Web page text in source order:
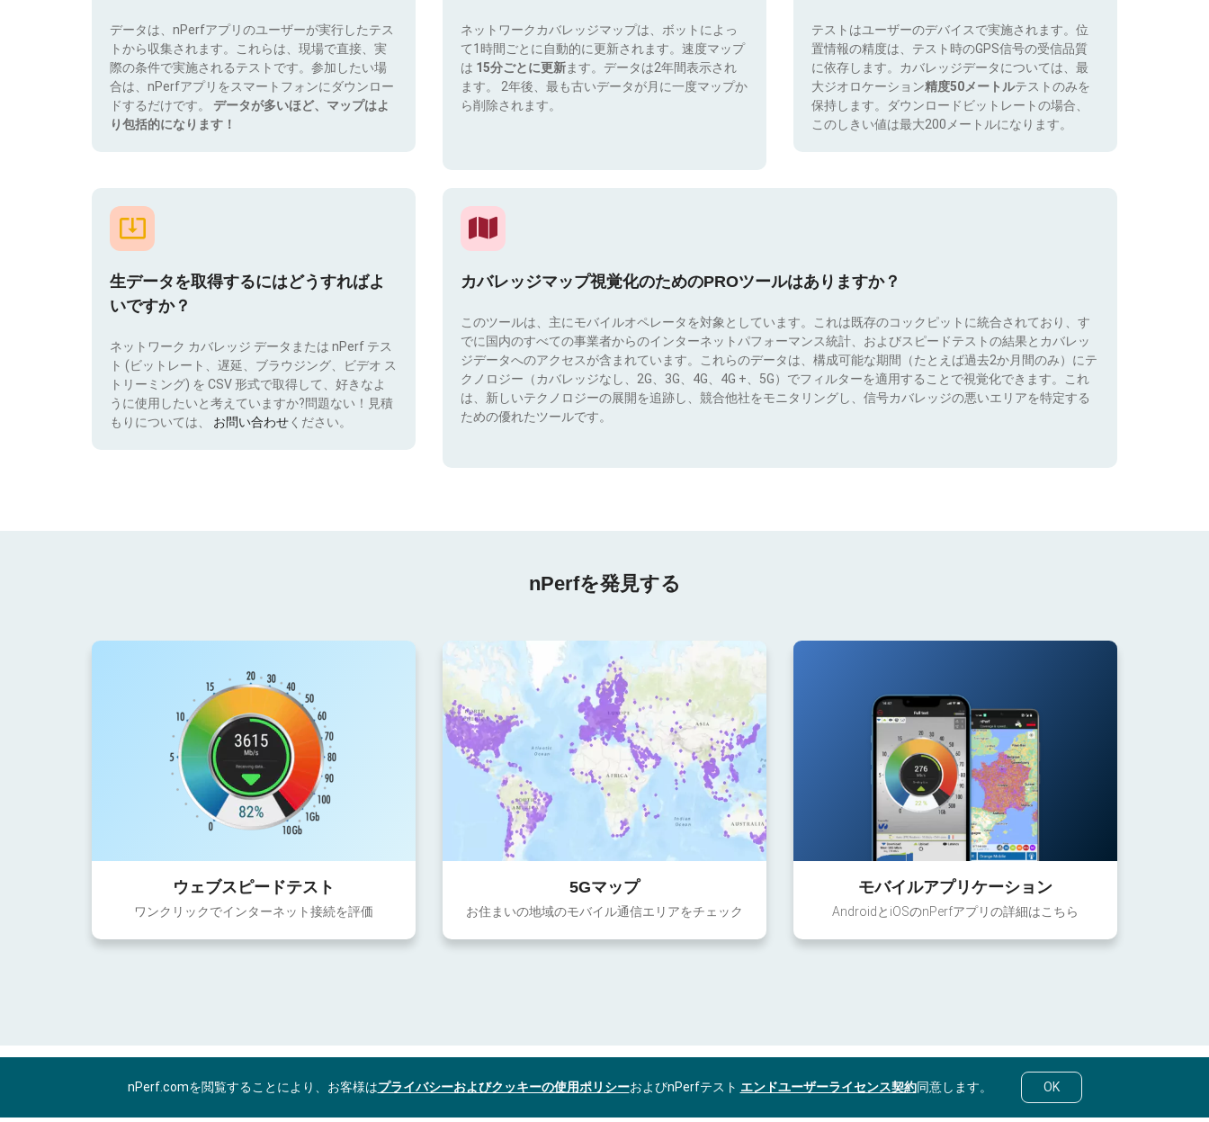
データは、nPerfアプリのユーザーが実行したテス
トから収集されます。これらは、現場で直接、実
際の条件で実施されるテストです。参加したい場
合は、nPerfアプリをスマートフォンにダウンロー
ドするだけです。 データが多いほど、マップはよ
り包括的になります！
ネットワークカバレッジマップは、ボットによっ
て1時間ごとに自動的に更新されます。速度マップ
は 15分ごとに更新ます。データは2年間表示され
ます。 2年後、最も古いデータが月に一度マップか
ら削除されます。
テストはユーザーのデバイスで実施されます。位
置情報の精度は、テスト時のGPS信号の受信品質
に依存します。カバレッジデータについては、最
大ジオロケーション精度50メートルテストのみを
保持します。ダウンロードビットレートの場合、
このしきい値は最大200メートルになります。
生データを取得するにはどうすればよ
いですか？
ネットワーク カバレッジ データまたは nPerf テス
ト (ビットレート、遅延、ブラウジング、ビデオ ス
トリーミング) を CSV 形式で取得して、好きなよ
うに使用したいと考えていますか?問題ない！見積
もりについては、 お問い合わせください。
カバレッジマップ視覚化のためのPROツールはありますか？
このツールは、主にモバイルオペレータを対象としています。これは既存のコックピットに統合されており、す
でに国内のすべての事業者からのインターネットパフォーマンス統計、およびスピードテストの結果とカバレッ
ジデータへのアクセスが含まれています。これらのデータは、構成可能な期間（たとえば過去2か月間のみ）にテ
クノロジー（カバレッジなし、2G、3G、4G、4G +、5G）でフィルターを適用することで視覚化できます。これ
は、新しいテクノロジーの展開を追跡し、競合他社をモニタリングし、信号カバレッジの悪いエリアを特定する
ための優れたツールです。
nPerfを発見する
ウェブスピードテスト
ワンクリックでインターネット接続を評価
5Gマップ
お住まいの地域のモバイル通信エリアをチェック
モバイルアプリケーション
AndroidとiOSのnPerfアプリの詳細はこちら
nPerf.comを閲覧することにより、お客様はプライバシーおよびクッキーの使用ポリシーおよびnPerfテスト エンドユーザーライセンス契約同意します。 OK